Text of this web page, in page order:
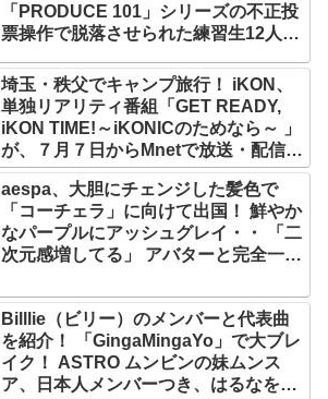
「PRODUCE 101」シリーズの不正投
票操作で脱落させられた練習生12人の
埼玉・秩父でキャンプ旅行！ iKON、
単独リアリティ番組「GET READY,
iKON TIME!～iKONICのためなら～ 」
が、７月７日からMnetで放送・配信ス
タート
aespa、大胆にチェンジした髪色で
「コーチェラ」に向けて出国！ 鮮やか
なパープルにアッシュグレイ・・ 「二
次元感増してる」 アバターと完全一致
Billlie（ビリー）のメンバーと代表曲
を紹介！ 「GingaMingaYo」で大ブレ
イク！ ASTRO ムンビンの妹ムンス
ア、日本人メンバーつき、はるなを要